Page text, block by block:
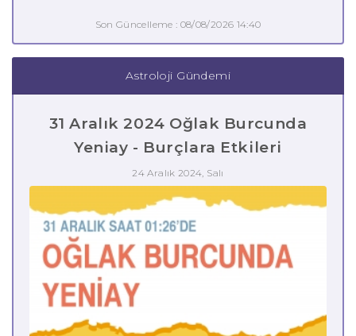
Son Güncelleme : 08/08/2026 14:40
Astroloji Gündemi
31 Aralık 2024 Oğlak Burcunda
Yeniay - Burçlara Etkileri
24 Aralık 2024, Salı